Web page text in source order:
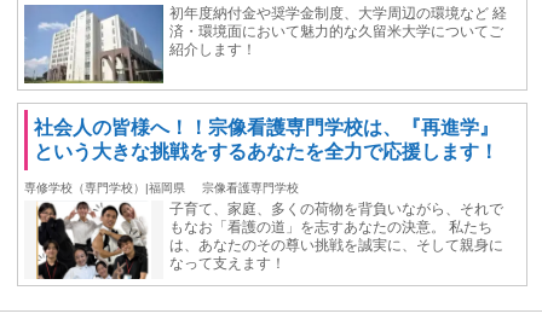
初年度納付⾦や奨学⾦制度、大学周辺の環境など 経
済・環境⾯において魅力的な久留米大学についてご
紹介します！
社会人の皆様へ！！宗像看護専門学校は、『再進学』
という大きな挑戦をするあなたを全力で応援します！
専修学校（専門学校）|福岡県 宗像看護専門学校
子育て、家庭、多くの荷物を背負いながら、それで
もなお「看護の道」を志すあなたの決意。 私たち
は、あなたのその尊い挑戦を誠実に、そして親身に
なって支えます！